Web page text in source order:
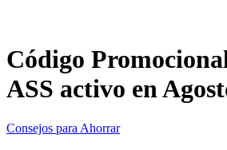
Booking.com
Miravia
Vacaciones y
Transporte
Código
ASS activo en
Consejos para Ahorrar